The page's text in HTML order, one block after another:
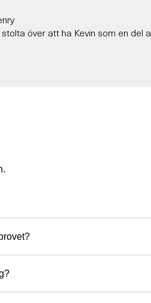
över att ha Kevin som en del
10/10 – och det är lätt att
djupa ämneskunskap och
som du. Tack för att du
orubbliga engagemang och din tillit!